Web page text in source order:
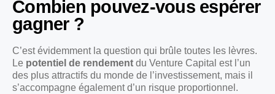
Combien pouvez-vous espérer
gagner ?
C’est évidemment la question qui brûle toutes les lèvres.
Le potentiel de rendement du Venture Capital est l’un
des plus attractifs du monde de l’investissement, mais il
s’accompagne également d’un risque proportionnel.